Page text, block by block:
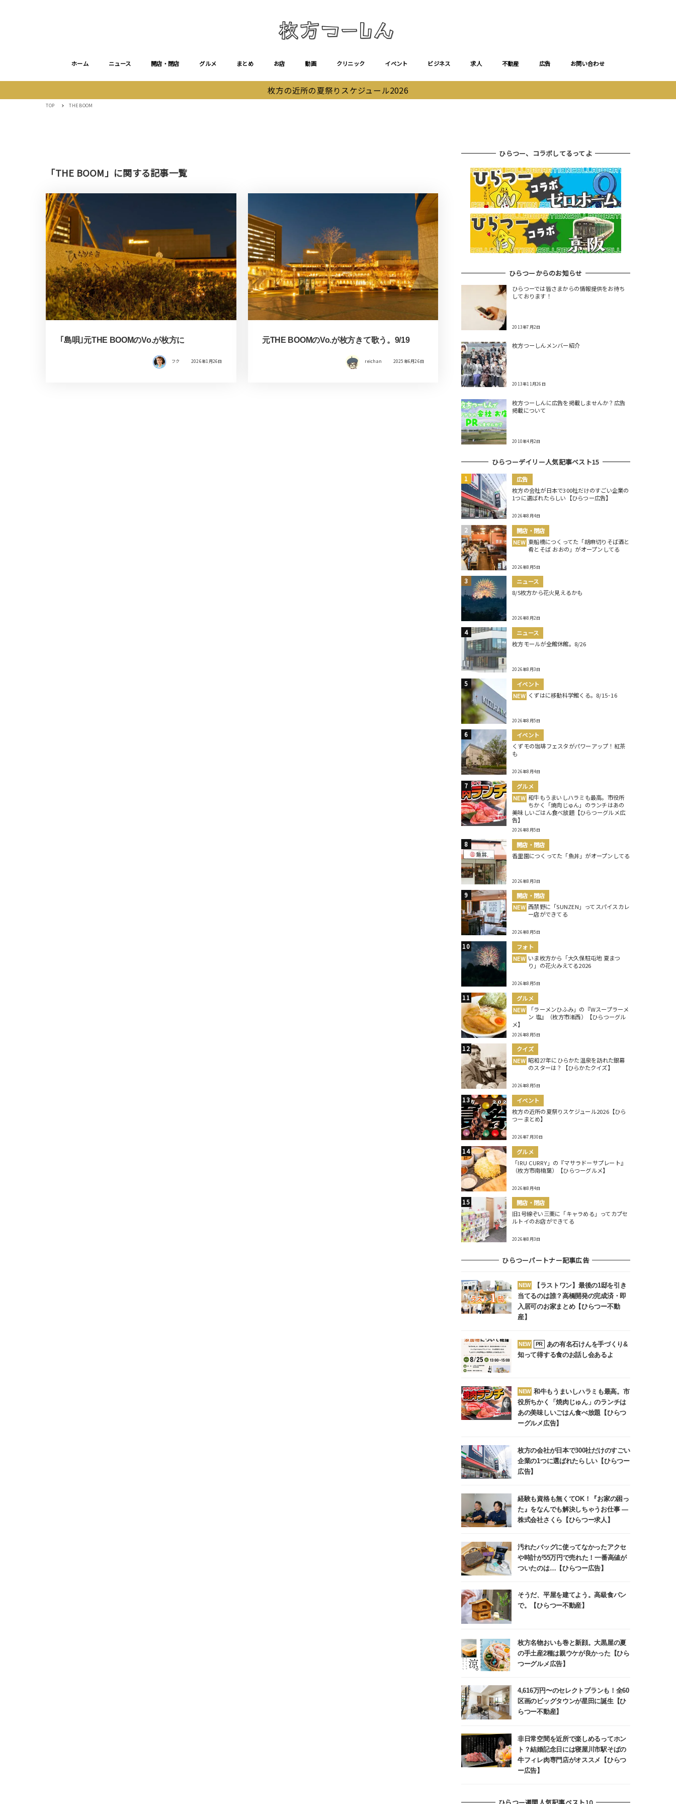
ホーム ニュース 開店・閉店 グルメ まとめ お店 動画 クリニック イベント ビジネス 求人 不動産 広告 お問い合わせ
枚方の近所の夏祭りスケジュール2026
TOP THE BOOM
「THE BOOM」に関する記事一覧
｢島唄｣元THE BOOMのVo.が枚方に
フク 2026年1月26日
元THE BOOMのVo.が枚方きて歌う。9/19
reichan 2025年6月26日
ひらつー、コラボしてるってよ
ひらつーからのお知らせ
ひらつーでは皆さまからの情報提供をお待ち
しております！
2013年7月2日
枚方つーしんメンバー紹介
2013年11月26日
枚方つーしんに広告を掲載しませんか？広告
掲載について
2010年4月2日
ひらつーデイリー人気記事ベスト15
広告
枚方の会社が日本で300社だけのすごい企業の
1つに選ばれたらしい【ひらつー広告】
2026年8月4日
開店・閉店
NEW 東船橋につくってた「胡麻切りそば酒と
肴とそば おおの」がオープンしてる
2026年8月5日
ニュース
8/5枚方から花火見えるかも
2026年8月2日
ニュース
枚方モールが全館休館。8/26
2026年8月3日
イベント
NEW くずはに移動科学館くる。8/15･16
2026年8月5日
イベント
くずモの珈琲フェスタがパワーアップ！紅茶
も
2026年8月4日
グルメ
NEW 和牛もうまいしハラミも最高。市役所
ちかく「焼肉じゅん」のランチはあの
美味しいごはん食べ放題【ひらつーグルメ広
告】
2026年8月5日
開店・閉店
香里園につくってた「魚丼」がオープンしてる
2026年8月3日
開店・閉店
NEW 西禁野に「SUNZEN」ってスパイスカレ
ー店ができてる
2026年8月5日
フォト
NEW いま枚方から「大久保駐屯地 夏まつ
り」の花火みえてる2026
2026年8月5日
グルメ
NEW
「ラーメンひふみ」の『Wスープラーメ
ン 塩』（枚方市渚西）【ひらつーグル
メ】
2026年8月5日
クイズ
NEW 昭和27年にひらかた温泉を訪れた銀幕
のスターは？【ひらかたクイズ】
2026年8月5日
イベント
枚方の近所の夏祭りスケジュール2026【ひら
つーまとめ】
2026年7月30日
グルメ
「IRU CURRY」の『マサラドーサプレート』
（枚方市南楠葉）【ひらつーグルメ】
2026年8月4日
開店・閉店
旧1号線ぞい三栗に「キャラめる」ってカプセ
ルトイのお店ができてる
2026年8月3日
ひらつーパートナー記事広告
NEW
【ラストワン】最後の1邸を引き
当てるのは誰？高橋開発の完成済・即
入居可のお家まとめ【ひらつー不動
産】
NEW PR
あの有名石けんを手づくり&
知って得する食のお話し会あるよ
NEW 和牛もうまいしハラミも最高。市
役所ちかく「焼肉じゅん」のランチは
あの美味しいごはん食べ放題【ひらつ
ーグルメ広告】
枚方の会社が日本で300社だけのすごい
企業の1つに選ばれたらしい【ひらつー
広告】
経験も資格も無くてOK！『お家の困っ
た』をなんでも解決しちゃうお仕事 ―
株式会社さくら【ひらつー求人】
汚れたバッグに使ってなかったアクセ
や時計が55万円で売れた！一番高値が
ついたのは…【ひらつー広告】
そうだ、平屋を建てよう。高級食パン
で。【ひらつー不動産】
枚方名物おいも巻と新顔。大黒屋の夏
の手土産2種は親ウケが良かった【ひら
つーグルメ広告】
4,616万円〜のセレクトプランも！全60
区画のビッグタウンが星田に誕生【ひ
らつー不動産】
非日常空間を近所で楽しめるってホン
ト？結婚記念日には寝屋川市駅そばの
牛フィレ肉専門店がオススメ【ひらつ
ー広告】